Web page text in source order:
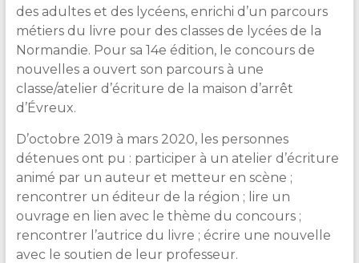
des adultes et des lycéens, enrichi d’un parcours
métiers du livre pour des classes de lycées de la
Normandie. Pour sa 14e édition, le concours de
nouvelles a ouvert son parcours à une
classe/atelier d’écriture de la maison d’arrêt
d’Évreux.
D’octobre 2019 à mars 2020, les personnes
détenues ont pu : participer à un atelier d’écriture
animé par un auteur et metteur en scène ;
rencontrer un éditeur de la région ; lire un
ouvrage en lien avec le thème du concours ;
rencontrer l’autrice du livre ; écrire une nouvelle
avec le soutien de leur professeur.